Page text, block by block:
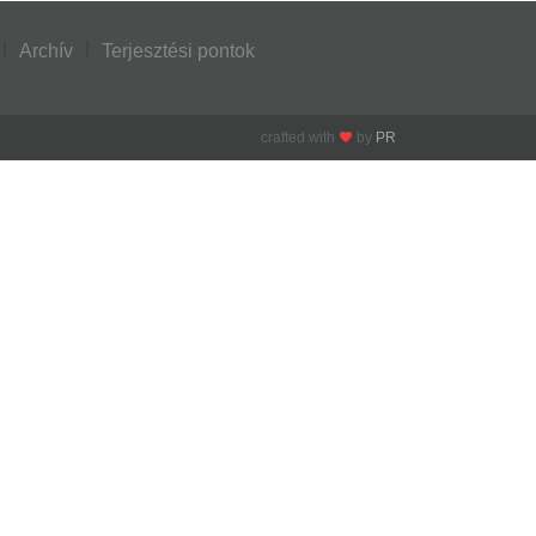
Archív Terjesztési pontok
crafted with by PR